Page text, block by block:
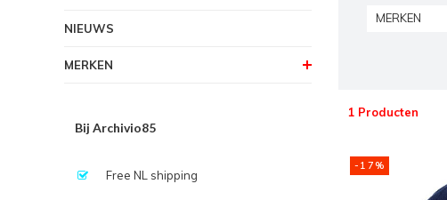
NIEUWS
MERKEN
Bij Archivio85
Free NL shipping
MERKEN
1 Producten
-17%